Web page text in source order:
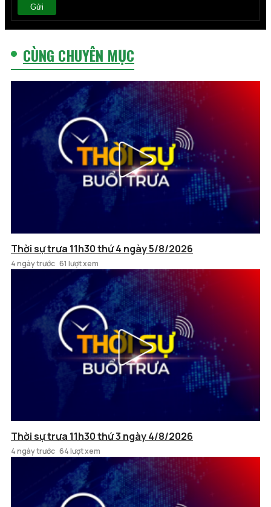
Gửi
CÙNG CHUYÊN MỤC
Thời sự trưa 11h30 thứ 4 ngày 5/8/2026
4 ngày trước 61 lượt xem
Thời sự trưa 11h30 thứ 3 ngày 4/8/2026
4 ngày trước 64 lượt xem